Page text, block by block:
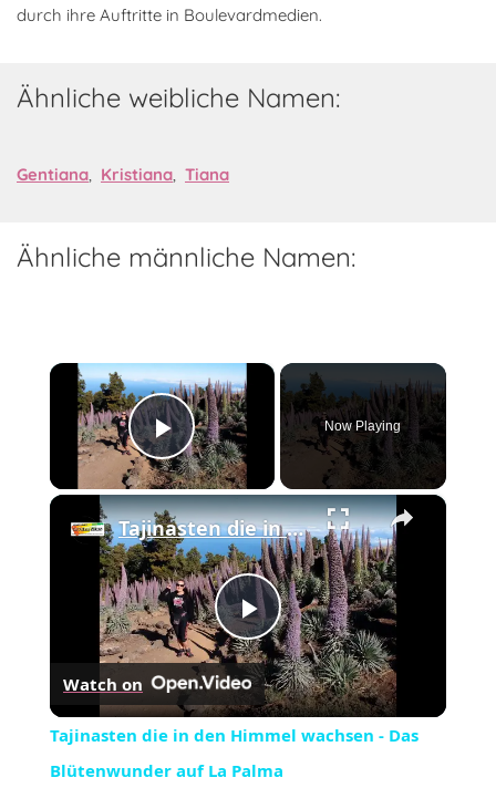
durch ihre Auftritte in Boulevardmedien.
Ähnliche weibliche Namen:
Gentiana, Kristiana, Tiana
Ähnliche männliche Namen:
×
Play Video
Now Playing
×
Play
Video
Tajinasten die in den Himmel wachsen - Das Blütenwunder auf La Palma
Watch on
Tajinasten die in den Himmel wachsen - Das
Blütenwunder auf La Palma